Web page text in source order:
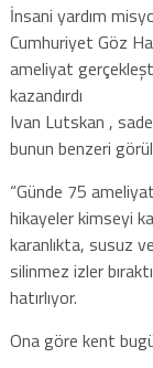
İnsani yardım
Cumhuriyet Göz
ameliyat
kazandırdı
Ivan Lutskan ,
bunun benzeri
“Günde 75
hikayeler kimseyi
karanlıkta, susuz
silinmez izler
hatırlıyor.
Ona göre kent